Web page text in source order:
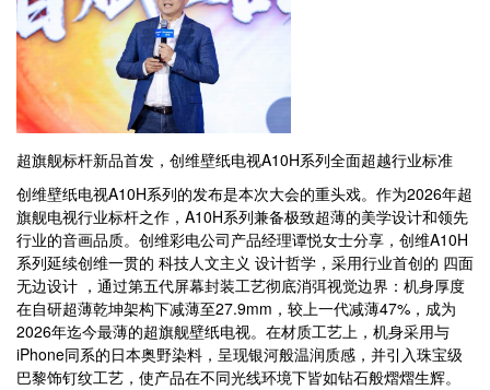
超旗舰标杆新品首发，创维壁纸电视A10H系列全面超越行业标准
创维壁纸电视A10H系列的发布是本次大会的重头戏。作为2026年超
旗舰电视行业标杆之作，A10H系列兼备极致超薄的美学设计和领先
行业的音画品质。创维彩电公司产品经理谭悦女士分享，创维A10H
系列延续创维一贯的 科技人文主义 设计哲学，采用行业首创的 四面
无边设计 ，通过第五代屏幕封装工艺彻底消弭视觉边界：机身厚度
在自研超薄乾坤架构下减薄至27.9mm，较上一代减薄47%，成为
2026年迄今最薄的超旗舰壁纸电视。在材质工艺上，机身采用与
iPhone同系的日本奥野染料，呈现银河般温润质感，并引入珠宝级
巴黎饰钉纹工艺，使产品在不同光线环境下皆如钻石般熠熠生辉。